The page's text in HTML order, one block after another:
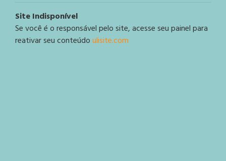
Site Indisponível
Se você é o responsável pelo site, acesse seu painel para
reativar seu conteúdoulisite.com